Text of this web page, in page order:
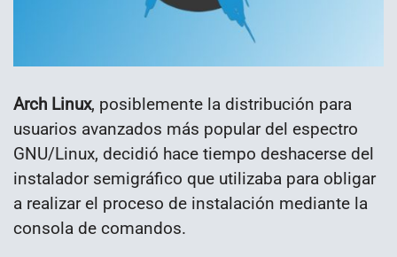
Arch Linux, posiblemente la distribución para
usuarios avanzados más popular del espectro
GNU/Linux, decidió hace tiempo deshacerse del
instalador semigráfico que utilizaba para obligar
a realizar el proceso de instalación mediante la
consola de comandos.